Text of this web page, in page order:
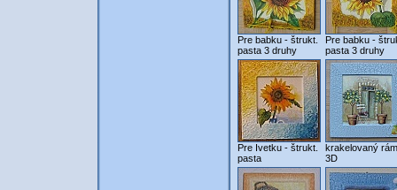
Pre babku - štrukt.
pasta 3 druhy
Pre babku -
pasta 3 druhy
Pre Ivetku - štrukt.
pasta
krakelovaný
3D